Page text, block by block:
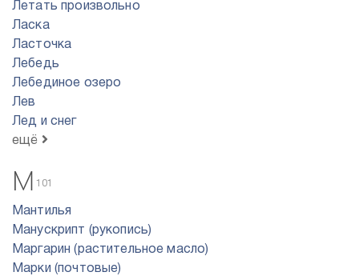
Летать произвольно
Ласка
Ласточка
Лебедь
Лебединое озеро
Лев
Лед и снег
ещё
М 101
Мантилья
Манускрипт (рукопись)
Маргарин (растительное масло)
Марки (почтовые)